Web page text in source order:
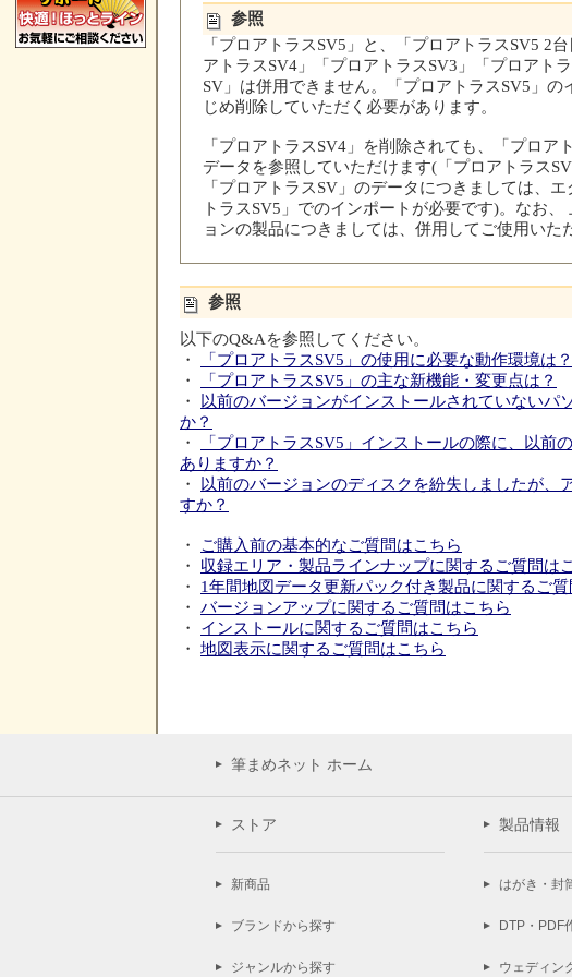
参照
「プロアトラスSV5」と、「プロアトラスSV5 2
アトラスSV4」「プロアトラスSV3」「プロアト
SV」は併用できません。「プロアトラスSV5」の
じめ削除していただく必要があります。
「プロアトラスSV4」を削除されても、「プロア
データを参照していただけます(「プロアトラス
「プロアトラスSV」のデータにつきましては、
トラスSV5」でのインポートが必要です)。なお、
ョンの製品につきましては、併用してご使用いた
参照
以下のQ&Aを参照してください。
・
「プロアトラスSV5」の使用に必要な動作環境は？
・
「プロアトラスSV5」の主な新機能・変更点は？
・
以前のバージョンがインストールされていないパ
か？
・
「プロアトラスSV5」インストールの際に、以前
ありますか？
・
以前のバージョンのディスクを紛失しましたが、
すか？
・
ご購入前の基本的なご質問はこちら
・ 収録エリア・製品ラインナップに関するご質問は
・ 1年間地図データ更新パック付き製品に関するご質
・ バージョンアップに関するご質問はこちら
・ インストールに関するご質問はこちら
・ 地図表示に関するご質問はこちら
筆まめネット ホーム
ストア
新商品
ブランドから探す
ジャンルから探す
製品情報
はがき・封
DTP・PDF
ウェディン